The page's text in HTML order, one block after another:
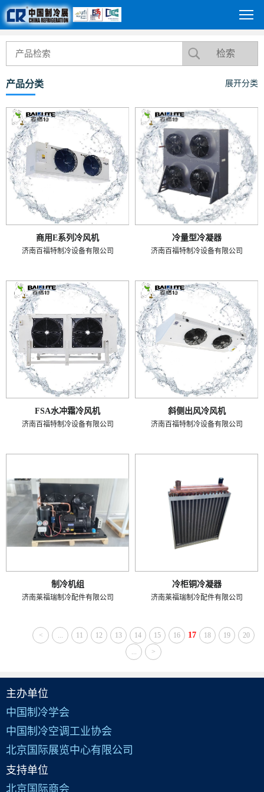
产品分类 展开分类
商用E系列冷风机
济南百福特制冷设备有限公司
冷量型冷凝器
济南百福特制冷设备有限公司
FSA水冲霜冷风机
济南百福特制冷设备有限公司
斜侧出风冷风机
济南百福特制冷设备有限公司
制冷机组
济南莱福瑞制冷配件有限公司
冷柜铜冷凝器
济南莱福瑞制冷配件有限公司
< ... 11 12 13 14 15 16 17 18 19
20
...
>
主办单位
中国制冷学会
中国制冷空调工业协会
北京国际展览中心有限公司
支持单位
北京国际商会